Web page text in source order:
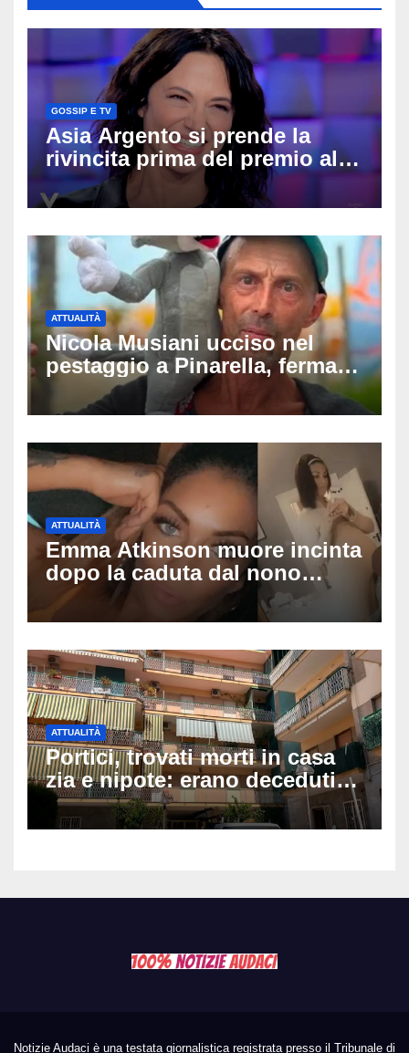
GOSSIP E TV
Asia Argento si prende la
rivincita prima del premio alla
carriera: «Mi chiamano
raccomandata e cagna»
ATTUALITÀ
Nicola Musiani ucciso nel
pestaggio a Pinarella, fermati
quattro giovani: la svolta
dopo video, intercettazioni e
ATTUALITÀ
Emma Atkinson muore incinta
dopo la caduta dal nono
piano: la figlia nasce 30
minuti dopo e sta bene
ATTUALITÀ
Portici, trovati morti in casa
zia e nipote: erano deceduti
da giorni, il caldo tra le
ipotesi al vaglio
Notizie Audaci è una testata giornalistica registrata presso il Tribunale di